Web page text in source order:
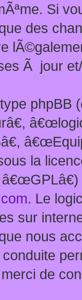
Si
que des
Ã jour
phpBB
la
. Le
sur
nous
de